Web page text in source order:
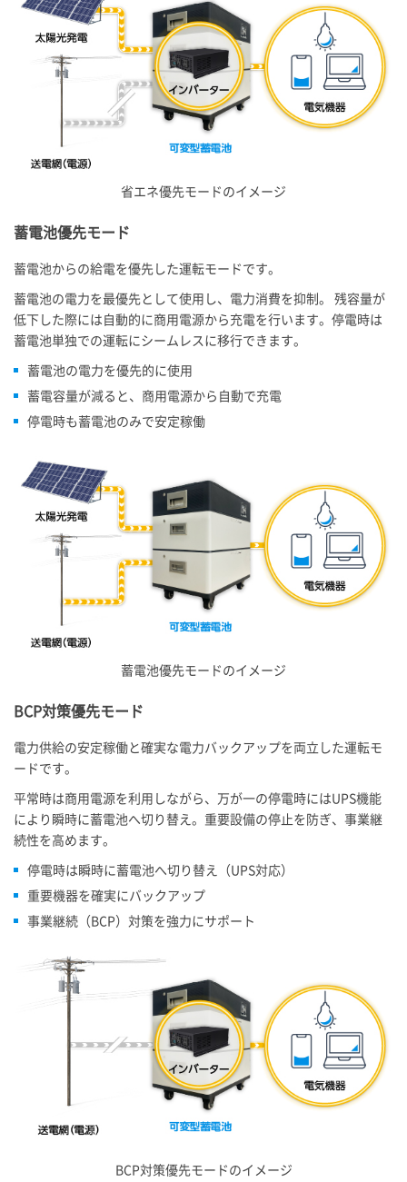
省エネ優先モードのイメージ
蓄電池優先モード
蓄電池からの給電を優先した運転モードです。
蓄電池の電力を最優先として使用し、電力消費を抑制。 残容量が
低下した際には自動的に商用電源から充電を行います。停電時は
蓄電池単独での運転にシームレスに移行できます。
蓄電池の電力を優先的に使用
蓄電容量が減ると、商用電源から自動で充電
停電時も蓄電池のみで安定稼働
蓄電池優先モードのイメージ
BCP対策優先モード
電力供給の安定稼働と確実な電力バックアップを両立した運転モ
ードです。
平常時は商用電源を利用しながら、万が一の停電時にはUPS機能
により瞬時に蓄電池へ切り替え。重要設備の停止を防ぎ、事業継
続性を高めます。
停電時は瞬時に蓄電池へ切り替え（UPS対応）
重要機器を確実にバックアップ
事業継続（BCP）対策を強力にサポート
BCP対策優先モードのイメージ